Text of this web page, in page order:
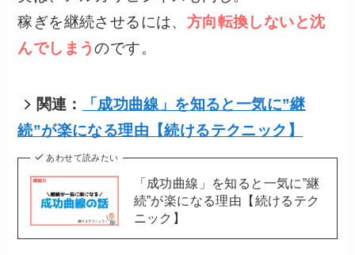
稼ぎを継続させるには、 方向転換しないと沈
んでしまうのです。
関連：
「成功曲線」を知ると一気に”継
続”が楽になる理由【続けるテクニック】
あわせて読みたい
「成功曲線」を知ると一気に”継
続”が楽になる理由【続けるテク
ニック】